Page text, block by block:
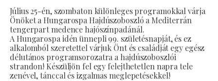
Július 25-én, szombaton különleges programokkal várja
Önöket a Hungarospa Hajdúszoboszló a Mediterrán
tengerpart medence hajószínpadánál.
A Hungarospa idén ünnepli 99. születésnapját, és ez
alkalomból szeretettel várjuk Önt és családját egy egész
délutános programsorozatra a hajdúszoboszlói
strandon! Készüljön fel egy felejthetetlen napra tele
zenével, tánccal és izgalmas meglepetésekkel!